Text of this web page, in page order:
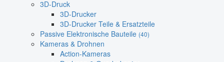
3D-Druck
3D-Drucker
3D-Drucker Teile & Ersatzteile
Passive Elektronische Bauteile (40)
Kameras & Drohnen
Action-Kameras